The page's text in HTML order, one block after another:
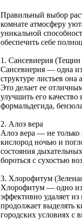
Правильный выбор
комнате атмосферу
уникальной
обеспечить себе
1. Сансевиерия (Тещин
Сансевиерия — одна
структуре листьев
Это делает ее
улучшить его
формальдегида,
2. Алоэ вера
Алоэ вера — не только
кислород ночью и
состояния
бороться с сухостью
3. Хлорофитум
Хлорофитум — одно из
эффективно удаляет
продолжает выделять
городских условиях с